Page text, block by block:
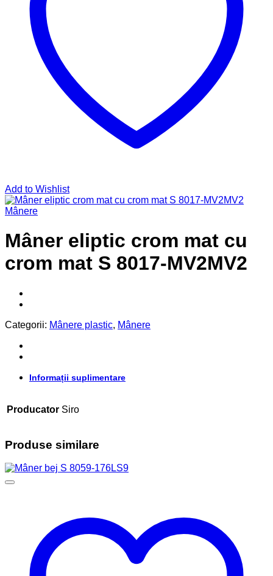
Add to Wishlist
Mânere
Mâner eliptic crom mat cu
crom mat S 8017-MV2MV2
Categorii: Mânere plastic, Mânere
Informații suplimentare
Producator Siro
Produse similare